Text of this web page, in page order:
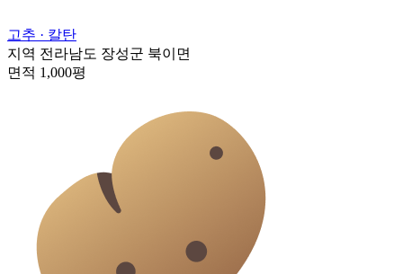
고추 · 칼탄
지역 전라남도 장성군 북이면
면적 1,000평